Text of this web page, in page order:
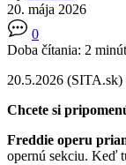
20. mája 2026
0
Doba čítania: 2
20.5.2026 (SITA.sk)
Chcete si
Freddie operu
opernú sekciu. Keď